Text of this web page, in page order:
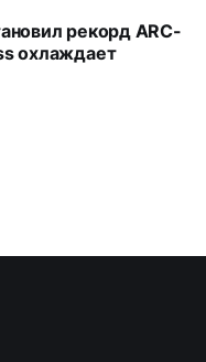
рекорд ARC-
охлаждает